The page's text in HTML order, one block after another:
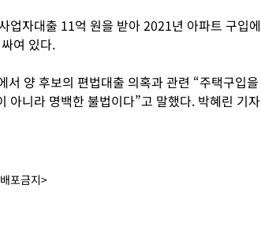
업자대출 11억 원을 받아 2021년 아파트 구입에
여 있다.
서 양 후보의 편법대출 의혹과 관련 “주택구입을
아니라 명백한 불법이다”고 말했다. 박혜린 기자
포금지>